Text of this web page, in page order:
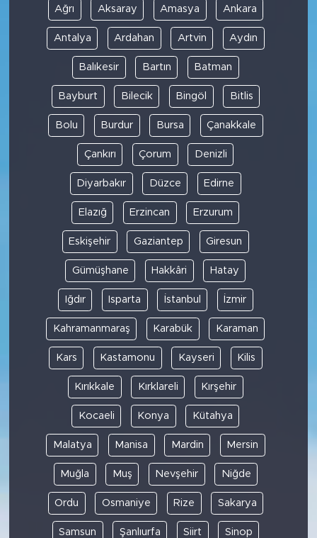
Ağrı Aksaray Amasya Ankara
Antalya Ardahan Artvin Aydın
Balıkesir Bartın Batman
Bayburt Bilecik Bingöl Bitlis
Bolu Burdur Bursa Çanakkale
Çankırı Çorum Denizli
Diyarbakır Düzce Edirne
Elazığ Erzincan Erzurum
Eskişehir Gaziantep Giresun
Gümüşhane Hakkâri Hatay
Iğdır Isparta İstanbul İzmir
Kahramanmaraş Karabük Karaman
Kars Kastamonu Kayseri Kilis
Kırıkkale Kırklareli Kırşehir
Kocaeli Konya Kütahya
Malatya Manisa Mardin Mersin
Muğla Muş Nevşehir Niğde
Ordu Osmaniye Rize Sakarya
Samsun Şanlıurfa Siirt Sinop